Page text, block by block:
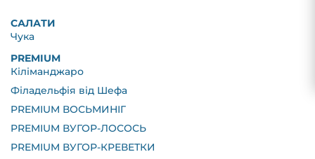
CАЛАТИ
Чука
PREMIUM
Кіліманджаро
Філадельфія від Шефа
PREMIUM ВОСЬМИНІГ
PREMIUM ВУГОР-ЛОСОСЬ
PREMIUM ВУГОР-КРЕВЕТКИ